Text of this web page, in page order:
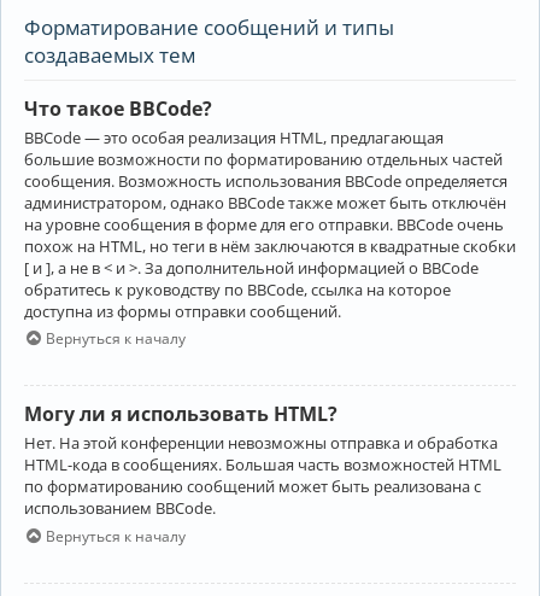
Форматирование сообщений и типы
создаваемых тем
Что такое BBCode?
BBCode — это особая реализация HTML, предлагающая
большие возможности по форматированию отдельных частей
сообщения. Возможность использования BBCode определяется
администратором, однако BBCode также может быть отключён
на уровне сообщения в форме для его отправки. BBCode очень
похож на HTML, но теги в нём заключаются в квадратные скобки
[ и ], а не в < и >. За дополнительной информацией о BBCode
обратитесь к руководству по BBCode, ссылка на которое
доступна из формы отправки сообщений.
Вернуться к началу
Могу ли я использовать HTML?
Нет. На этой конференции невозможны отправка и обработка
HTML-кода в сообщениях. Большая часть возможностей HTML
по форматированию сообщений может быть реализована с
использованием BBCode.
Вернуться к началу